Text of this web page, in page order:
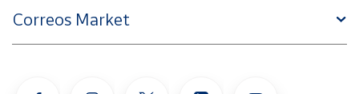
Correos Market